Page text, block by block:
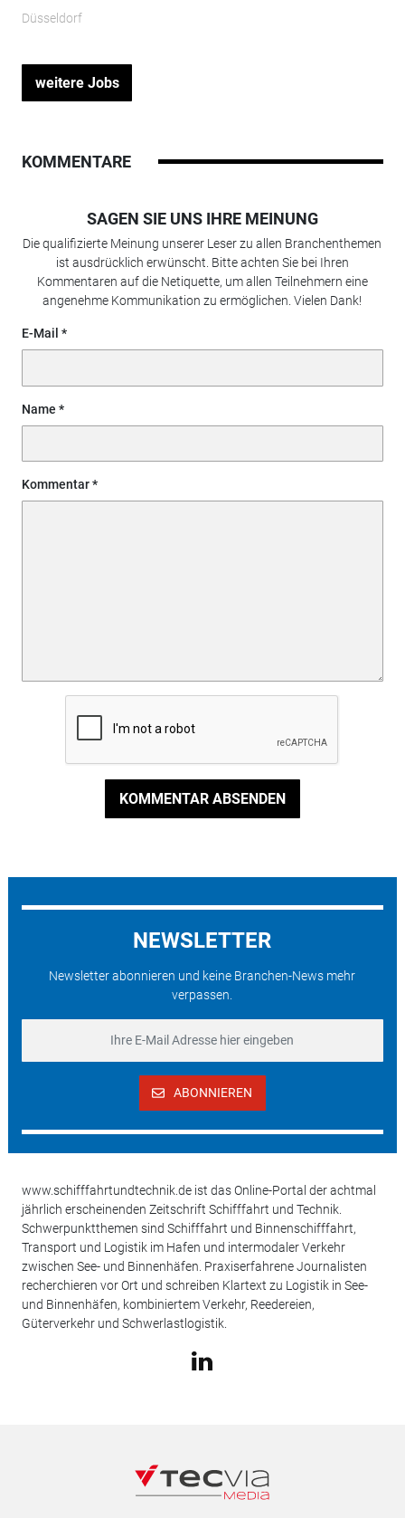
Düsseldorf
weitere Jobs
KOMMENTARE
SAGEN SIE UNS IHRE MEINUNG
Die qualifizierte Meinung unserer Leser zu allen Branchenthemen
ist ausdrücklich erwünscht. Bitte achten Sie bei Ihren
Kommentaren auf die Netiquette, um allen Teilnehmern eine
angenehme Kommunikation zu ermöglichen. Vielen Dank!
E-Mail
Name
Kommentar
KOMMENTAR ABSENDEN
NEWSLETTER
Newsletter abonnieren und keine Branchen-News mehr
verpassen.
ABONNIEREN
www.schifffahrtundtechnik.de ist das Online-Portal der achtmal
jährlich erscheinenden Zeitschrift Schifffahrt und Technik.
Schwerpunktthemen sind Schifffahrt und Binnenschifffahrt,
Transport und Logistik im Hafen und intermodaler Verkehr
zwischen See- und Binnenhäfen. Praxiserfahrene Journalisten
recherchieren vor Ort und schreiben Klartext zu Logistik in See-
und Binnenhäfen, kombiniertem Verkehr, Reedereien,
Güterverkehr und Schwerlastlogistik.